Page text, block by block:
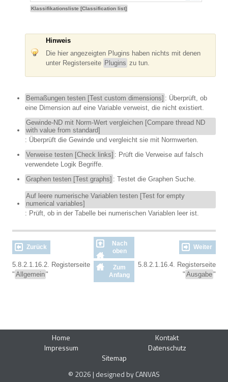
Klassifikationsliste [Classification list]
Hinweis
Die hier angezeigten Plugins haben nichts mit denen
unter Registerseite Plugins zu tun.
Bemaßungen testen [Test custom dimensions] : Überprüft, ob
eine Dimension auf eine Variable verweist, die nicht existiert.
Gewinde-ND mit Norm-Wert vergleichen [Compare thread ND
with value from standard]
: Überprüft die Gewinde und vergleicht sie mit Normwerten.
Verweise testen [Check links] : Prüft die Verweise auf falsch
verwendete Logik Begriffe.
Graphen testen [Test graphs] : Testet die Graphen Suche.
Auf leere numerische Variablen testen [Test for empty
numerical variables]
: Prüft, ob in der Tabelle bei numerischen Variablen leer ist.
Zurück
Nach
oben
Weiter
5.8.2.1.16.2. Registerseite
" Allgemein"
Zum
Anfang
5.8.2.1.16.4. Registerseite
" Ausgabe"
Home
Kontakt
Impressum
Datenschutz
Sitemap
© 2026 | designed by CANVAS